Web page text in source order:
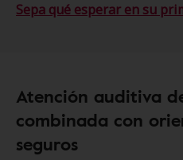
Sepa qué esperar en su
Atención auditiva
combinada con
seguros